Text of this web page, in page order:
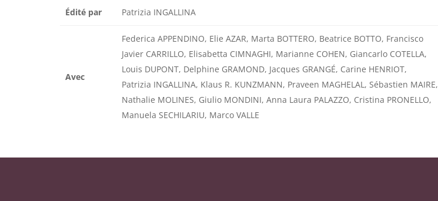
Édité par Patrizia INGALLINA
Avec
Federica APPENDINO, Elie AZAR, Marta BOTTERO, Beatrice BOTTO, Francisco
Javier CARRILLO, Elisabetta CIMNAGHI, Marianne COHEN, Giancarlo COTELLA,
Louis DUPONT, Delphine GRAMOND, Jacques GRANGÉ, Carine HENRIOT,
Patrizia INGALLINA, Klaus R. KUNZMANN, Praveen MAGHELAL, Sébastien MAIRE,
Nathalie MOLINES, Giulio MONDINI, Anna Laura PALAZZO, Cristina PRONELLO,
Manuela SECHILARIU, Marco VALLE